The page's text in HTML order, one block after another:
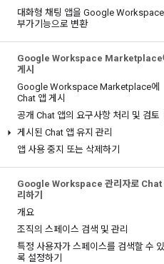
대화형 채팅 앱을 Google Workspace
부가기능으로 변환
Google Workspace Marketplace
게시
Google Workspace Marketplace에
Chat 앱 게시
공개 Chat 앱의 요구사항 처리 및 검토
게시된 Chat 앱 유지 관리
앱 사용 중지 또는 삭제하기
Google Workspace 관리자로 Chat
리하기
개요
조직의 스페이스 검색 및 관리
특정 사용자가 스페이스를 검색할 수
록 설정하기